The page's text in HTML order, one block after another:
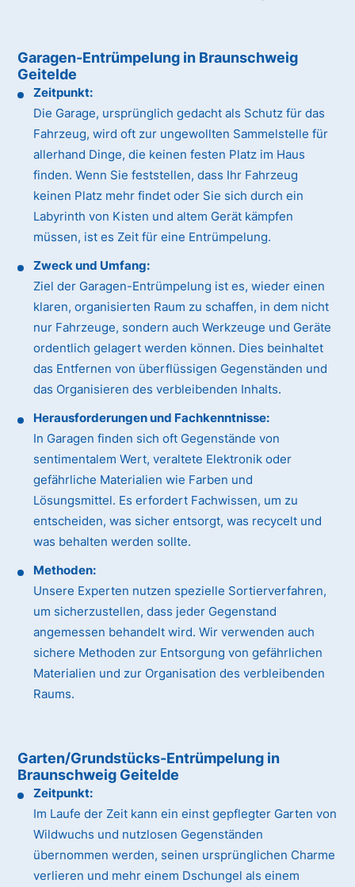
Garagen-Entrümpelung in Braunschweig
Geitelde
Zeitpunkt:
Die Garage, ursprünglich gedacht als Schutz für das
Fahrzeug, wird oft zur ungewollten Sammelstelle für
allerhand Dinge, die keinen festen Platz im Haus
finden. Wenn Sie feststellen, dass Ihr Fahrzeug
keinen Platz mehr findet oder Sie sich durch ein
Labyrinth von Kisten und altem Gerät kämpfen
müssen, ist es Zeit für eine Entrümpelung.
Zweck und Umfang:
Ziel der Garagen-Entrümpelung ist es, wieder einen
klaren, organisierten Raum zu schaffen, in dem nicht
nur Fahrzeuge, sondern auch Werkzeuge und Geräte
ordentlich gelagert werden können. Dies beinhaltet
das Entfernen von überflüssigen Gegenständen und
das Organisieren des verbleibenden Inhalts.
Herausforderungen und Fachkenntnisse:
In Garagen finden sich oft Gegenstände von
sentimentalem Wert, veraltete Elektronik oder
gefährliche Materialien wie Farben und
Lösungsmittel. Es erfordert Fachwissen, um zu
entscheiden, was sicher entsorgt, was recycelt und
was behalten werden sollte.
Methoden:
Unsere Experten nutzen spezielle Sortierverfahren,
um sicherzustellen, dass jeder Gegenstand
angemessen behandelt wird. Wir verwenden auch
sichere Methoden zur Entsorgung von gefährlichen
Materialien und zur Organisation des verbleibenden
Raums.
Garten/Grundstücks-Entrümpelung in
Braunschweig Geitelde
Zeitpunkt:
Im Laufe der Zeit kann ein einst gepflegter Garten von
Wildwuchs und nutzlosen Gegenständen
übernommen werden, seinen ursprünglichen Charme
verlieren und mehr einem Dschungel als einem